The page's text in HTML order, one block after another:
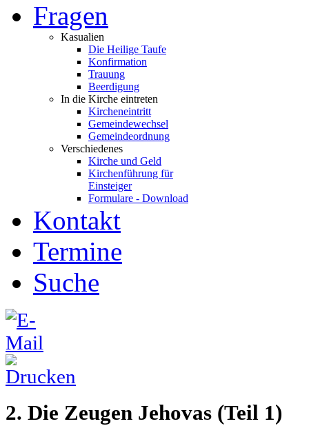
Fragen
Kasualien
Die Heilige Taufe
Konfirmation
Trauung
Beerdigung
In die Kirche eintreten
Kircheneintritt
Gemeindewechsel
Gemeindeordnung
Verschiedenes
Kirche und Geld
Kirchenführung für
Einsteiger
Formulare - Download
Kontakt
Termine
Suche
2. Die Zeugen Jehovas (Teil 1)